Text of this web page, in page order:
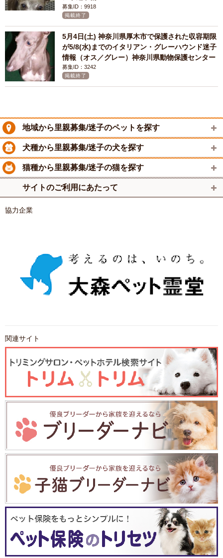
募集ID：9918
掲載終了
5月4日(土) 神奈川県厚木市で保護された収容期限
が5/8(水)までのイタリアン・グレーハウンド迷子
情報（オス／グレー）神奈川県動物保護センター
募集ID：3242
掲載終了
地域から里親募集/迷子のペットを探す
犬種から里親募集/迷子の犬を探す
猫種から里親募集/迷子の猫を探す
サイトのご利用にあたって
協力企業
関連サイト